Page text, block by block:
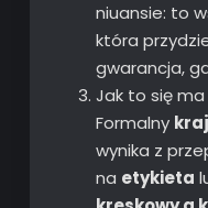
niuansie: to
która
gwarancja,
Jak to się ma
Formalny
wynika z
na etykieta